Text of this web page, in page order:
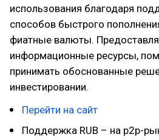
использования благодаря
способов быстрого
фиатные валюты.
информационные ресурсы,
принимать обоснованные
инвестировании.
Перейти на сайт
Поддержка RUB – на p2p-